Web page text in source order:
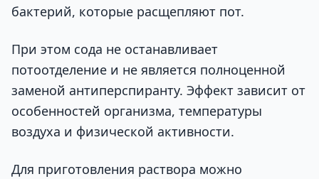
бактерий, которые расщепляют пот.
При этом сода не останавливает
потоотделение и не является полноценной
заменой антиперспиранту. Эффект зависит от
особенностей организма, температуры
воздуха и физической активности.
Для приготовления раствора можно